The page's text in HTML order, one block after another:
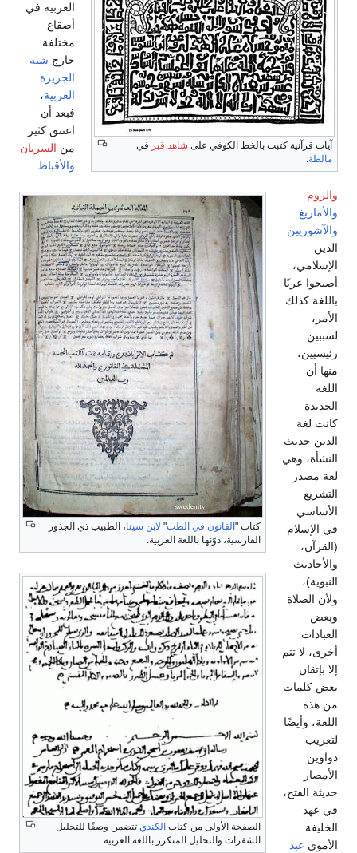
آيات قرآنية كتبت بالخط الكوفي على شاهد قبر في
مالطة.
كتاب " القانون في الطب" لابن سينا، الطبيب ذي الجذور
الفارسية، دوّنها باللغة العربية.
الصفحة الأولى من كتاب الكندي تتضمن وصفًا للتحليل
الشفرات والتحليل المتكرر باللغة العربية.
العربية في
أصقاع
مختلفة
خارج شبه
الجزيرة
العربية،
فبعد أن
اعتنق كثير
من السريان
والأقباط
والروم
والأمازيغ
والآشوريين
الدين
الإسلامي،
أصبحوا عربًا
باللغة كذلك
الأمر،
لسببين
رئيسيين،
منها أن
اللغة
الجديدة
كانت لغة
الدين حديث
النشأة، وهي
لغة مصدر
التشريع
الأساسي
في الإسلام
(القرآن،
والأحاديث
النبوية)،
ولأن الصلاة
وبعض
العبادات
أخرى، لا تتم
إلا بإتقان
بعض كلمات
من هذه
اللغة، وأيضًا
لتعريب
دواوين
الأمصار
حديثة الفتح،
في عهد
الخليفة
الأموي عبد